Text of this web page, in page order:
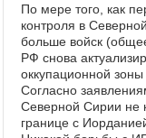
По мере того, как
контроля в
больше войск
РФ снова
оккупационной
Согласно
Северной Сирии не
границе с